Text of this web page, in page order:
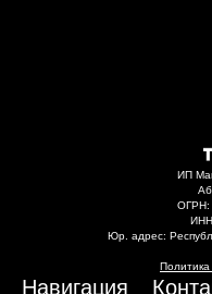
ИП
ОГРН:
Юр. адрес:
Навигация